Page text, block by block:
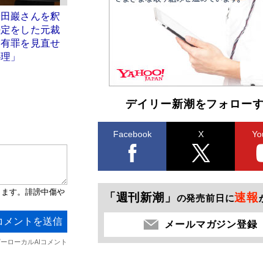
巖さんを釈
をした元裁
罪を見直せ
」
デイリー新潮をフォロー
Facebook X
「週刊新潮」 の発売前日に速報
メールマガジン登録